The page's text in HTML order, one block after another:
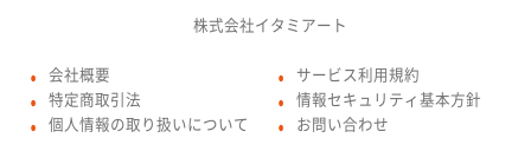
株式会社イタミアート
● 会社概要
● 特定商取引法
● 個人情報の取り扱いについて
● サービス利用規約
● 情報セキュリティ基本方針
● お問い合わせ